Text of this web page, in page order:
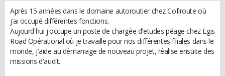
Après 15 années dans le domaine autoroutier chez Cofiroute où
j'ai occupé différentes fonctions.
Aujourd'hui j'occupe un poste de chargée d'etudes péage chez Egis
Road Opérational où je travaille pour nos différentes filiales dans le
monde, j'aide au démarrage de nouveau projet, réalise ensuite des
missions d'audit.